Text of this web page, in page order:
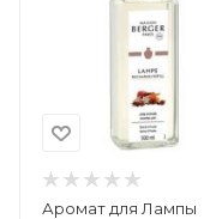
Аромат для Лампы